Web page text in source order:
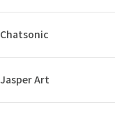
Chatsonic
Jasper Art